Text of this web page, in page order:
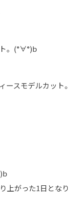
。(°∀°)b
ースモデルカット。
上がった1日となり